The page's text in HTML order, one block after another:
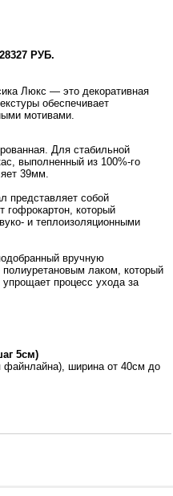
РУБ.
Люкс — это декоративная
обеспечивает
мотивами.
Для стабильной
выполненный из 100%-го
39мм.
представляет собой
гофрокартон, который
и теплоизоляционными
вручную
лаком, который
процесс ухода за
5см)
ширина от 40см до